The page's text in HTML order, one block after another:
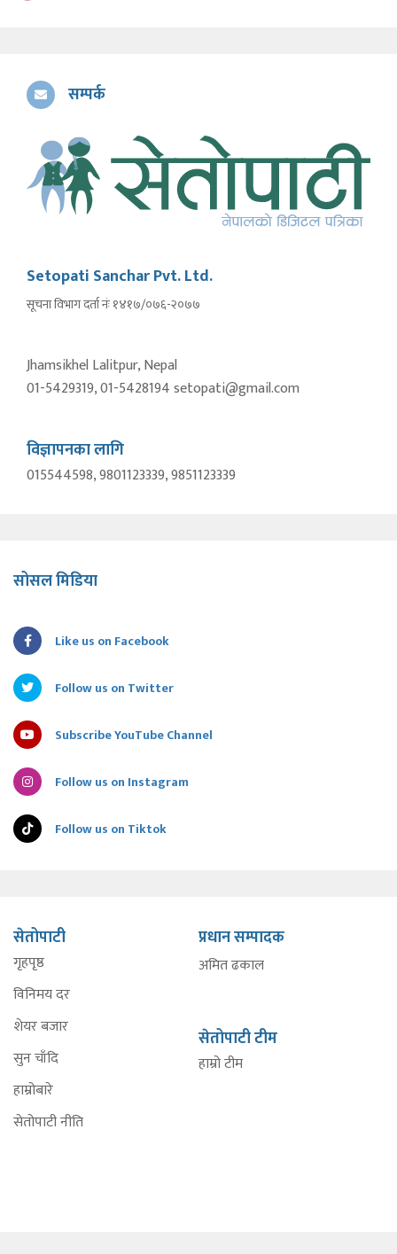
सम्पर्क
Setopati Sanchar Pvt. Ltd.
सूचना विभाग दर्ता नंः १४१७/०७६-२०७७
Jhamsikhel Lalitpur, Nepal
01-5429319, 01-5428194 setopati@gmail.com
विज्ञापनका लागि
015544598, 9801123339, 9851123339
सोसल मिडिया
Like us on Facebook
Follow us on Twitter
Subscribe YouTube Channel
Follow us on Instagram
Follow us on Tiktok
सेतोपाटी
गृहपृष्ठ
विनिमय दर
शेयर बजार
सुन चाँदि
हाम्रोबारे
सेतोपाटी नीति
प्रधान सम्पादक
अमित ढकाल
सेतोपाटी टीम
हाम्रो टीम